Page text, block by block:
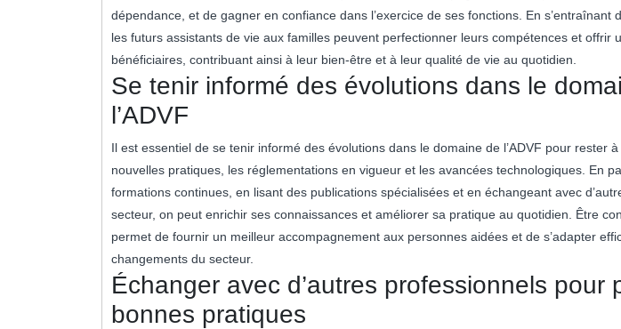
dépendance, et de gagner en confiance dans l’exercice de ses fonctions. En s’entraînant
les futurs assistants de vie aux familles peuvent perfectionner leurs compétences et offrir
bénéficiaires, contribuant ainsi à leur bien-être et à leur qualité de vie au quotidien.
Se tenir informé des évolutions dans le
l’ADVF
Il est essentiel de se tenir informé des évolutions dans le domaine de l’ADVF pour rester
nouvelles pratiques, les réglementations en vigueur et les avancées technologiques. En
formations continues, en lisant des publications spécialisées et en échangeant avec
secteur, on peut enrichir ses connaissances et améliorer sa pratique au quotidien. Être
permet de fournir un meilleur accompagnement aux personnes aidées et de s’adapter
changements du secteur.
Échanger avec d’autres professionnels pour
bonnes pratiques